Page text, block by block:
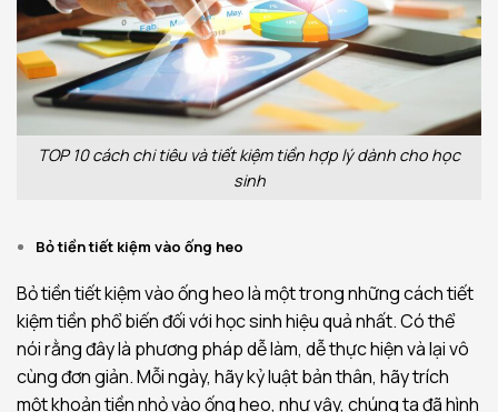
TOP 10 cách chi tiêu và tiết kiệm tiền hợp lý dành cho học
sinh
Bỏ tiền tiết kiệm vào ống heo
Bỏ tiền tiết kiệm vào ống heo là một trong những cách tiết
kiệm tiền phổ biến đối với học sinh hiệu quả nhất. Có thể
nói rằng đây là phương pháp dễ làm, dễ thực hiện và lại vô
cùng đơn giản. Mỗi ngày, hãy kỷ luật bản thân, hãy trích
một khoản tiền nhỏ vào ống heo, như vậy, chúng ta đã hình